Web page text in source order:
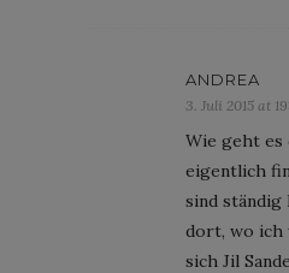
ANDREA
3. Juli 2015 at
Wie geht es
eigentlich
sind ständig
dort, wo ich
sich Jil